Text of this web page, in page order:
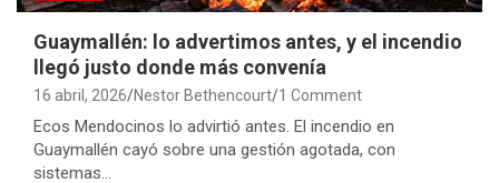
Guaymallén: lo advertimos antes, y el incendio
llegó justo donde más convenía
16 abril, 2026 Nestor Bethencourt 1 Comment
Ecos Mendocinos lo advirtió antes. El incendio en
Guaymallén cayó sobre una gestión agotada, con
sistemas…